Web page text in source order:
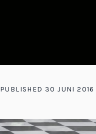
PUBLISHED 30 JUNI 2016